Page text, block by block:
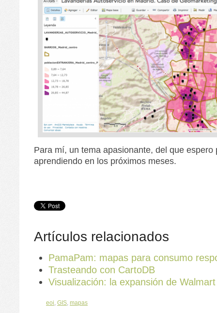
Para mí, un tema apasionante, del que espero
aprendiendo en los próximos meses.
Artículos relacionados
PamaPam: mapas para consumo
Trasteando con CartoDB
Visualización: la expansión de Walmart
eoi, GIS, mapas